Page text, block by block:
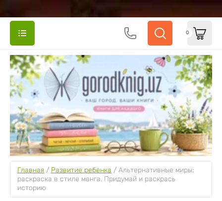
0
Главная / Развитие ребенка / Альтернативные миры:
раскраска в стиле манга. Придумай и раскрась
историю